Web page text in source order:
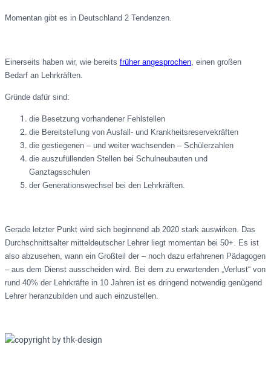
Momentan gibt es in Deutschland 2 Tendenzen.
Einerseits haben wir, wie bereits früher angesprochen , einen großen
Bedarf an Lehrkräften.
Gründe dafür sind:
die Besetzung vorhandener Fehlstellen
die Bereitstellung von Ausfall- und Krankheitsreservekräften
die gestiegenen – und weiter wachsenden – Schülerzahlen
die auszufüllenden Stellen bei Schulneubauten und
Ganztagsschulen
der Generationswechsel bei den Lehrkräften.
Gerade letzter Punkt wird sich beginnend ab 2020 stark auswirken. Das
Durchschnittsalter mitteldeutscher Lehrer liegt momentan bei 50+. Es ist
also abzusehen, wann ein Großteil der – noch dazu erfahrenen Pädagogen
– aus dem Dienst ausscheiden wird. Bei dem zu erwartenden „Verlust“ von
rund 40% der Lehrkräfte in 10 Jahren ist es dringend notwendig genügend
Lehrer heranzubilden und auch einzustellen.